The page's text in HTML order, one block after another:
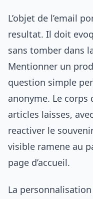
L’objet de l’email
resultat. Il doit
sans tomber dans
Mentionner un
question simple
anonyme. Le corps
articles laisses,
reactiver le
visible ramene au
page d’accueil.
La